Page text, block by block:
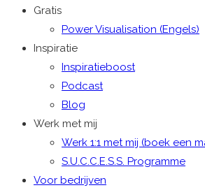
Gratis
Power Visualisation (Engels)
Inspiratie
Inspiratieboost
Podcast
Blog
Werk met mij
Werk 1:1 met mij (boek een
S.U.C.C.E.S.S. Programme
Voor bedrijven